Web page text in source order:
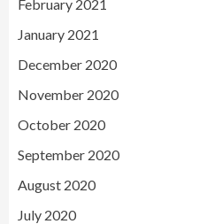
February 2021
January 2021
December 2020
November 2020
October 2020
September 2020
August 2020
July 2020